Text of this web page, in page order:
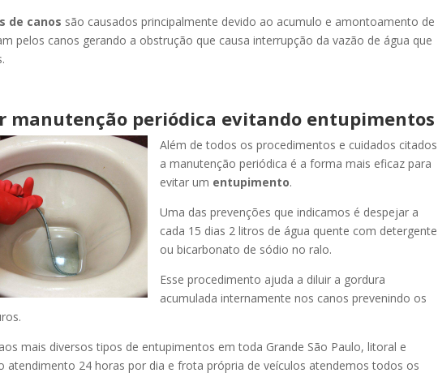
de canos são causados principalmente devido ao acumulo e amontoamento de
pelos canos gerando a obstrução que causa interrupção da vazão de água que
manutenção periódica evitando entupimentos
Além de todos os procedimentos e cuidados citados
a manutenção periódica é a forma mais eficaz para
evitar um entupimento.
Uma das prevenções que indicamos é despejar a
cada 15 dias 2 litros de água quente com detergente
ou bicarbonato de sódio no ralo.
Esse procedimento ajuda a diluir a gordura
acumulada internamente nos canos prevenindo os
mais diversos tipos de entupimentos em toda Grande São Paulo, litoral e
atendimento 24 horas por dia e frota própria de veículos atendemos todos os